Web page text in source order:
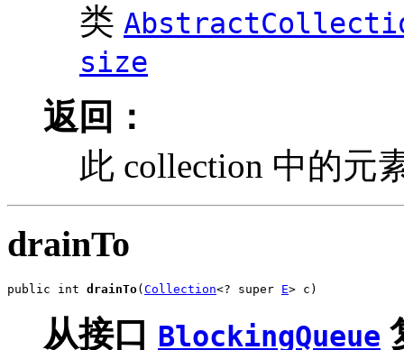
类
size
返回：
此 collection 中的元
drainTo
public int drainTo( Collection<? super E> c)
从接口 BlockingQueue